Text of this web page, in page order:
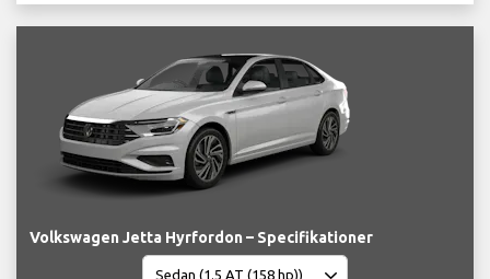
Volkswagen Jetta Hyrfordon – Specifikationer